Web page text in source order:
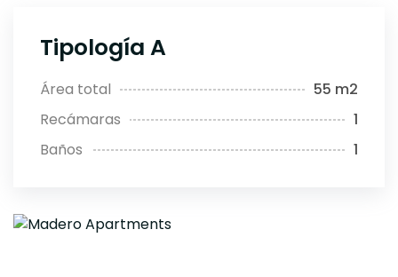
Tipología A
Área total
55 m2
Recámaras
1
Baños
1